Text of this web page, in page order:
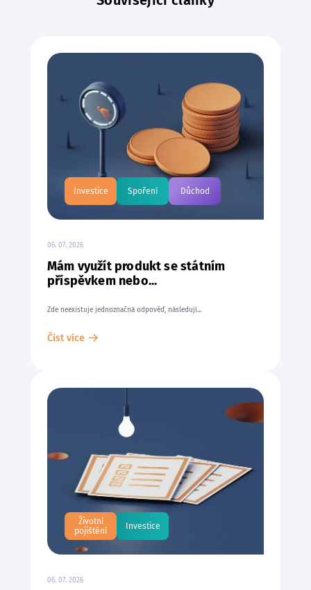
Investice Spoření Důchod
06. 07. 2026
Mám využít produkt se státním
příspěvkem nebo...
Zde neexistuje jednoznačná odpověď, následují...
Číst více
Životní
pojištění
Investice
06. 07. 2026